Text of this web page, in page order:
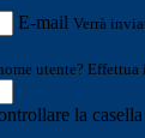
E-mail Verrà
utente?
la